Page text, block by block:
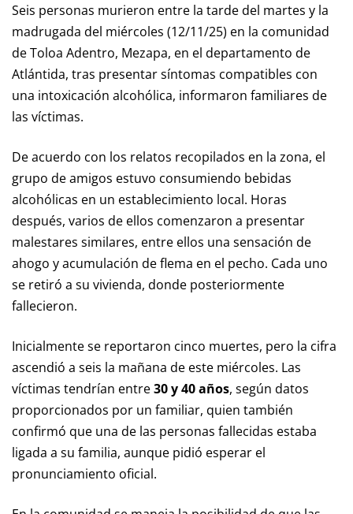
Seis personas murieron entre la tarde del martes y la
madrugada del miércoles (12/11/25) en la comunidad
de Toloa Adentro, Mezapa, en el departamento de
Atlántida, tras presentar síntomas compatibles con
una intoxicación alcohólica, informaron familiares de
las víctimas.
De acuerdo con los relatos recopilados en la zona, el
grupo de amigos estuvo consumiendo bebidas
alcohólicas en un establecimiento local. Horas
después, varios de ellos comenzaron a presentar
malestares similares, entre ellos una sensación de
ahogo y acumulación de flema en el pecho. Cada uno
se retiró a su vivienda, donde posteriormente
fallecieron.
Inicialmente se reportaron cinco muertes, pero la cifra
ascendió a seis la mañana de este miércoles. Las
víctimas tendrían entre30 y 40 años, según datos
proporcionados por un familiar, quien también
confirmó que una de las personas fallecidas estaba
ligada a su familia, aunque pidió esperar el
pronunciamiento oficial.